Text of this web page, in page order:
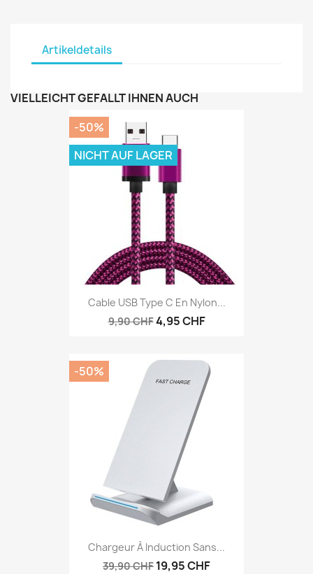
Artikeldetails
VIELLEICHT GEFÄLLT IHNEN AUCH
Cable USB Type C En Nylon...
9,90 CHF4,95 CHF
-50%
NICHT AUF LAGER
Chargeur À Induction Sans...
39,90 CHF 19,95 CHF
-50%